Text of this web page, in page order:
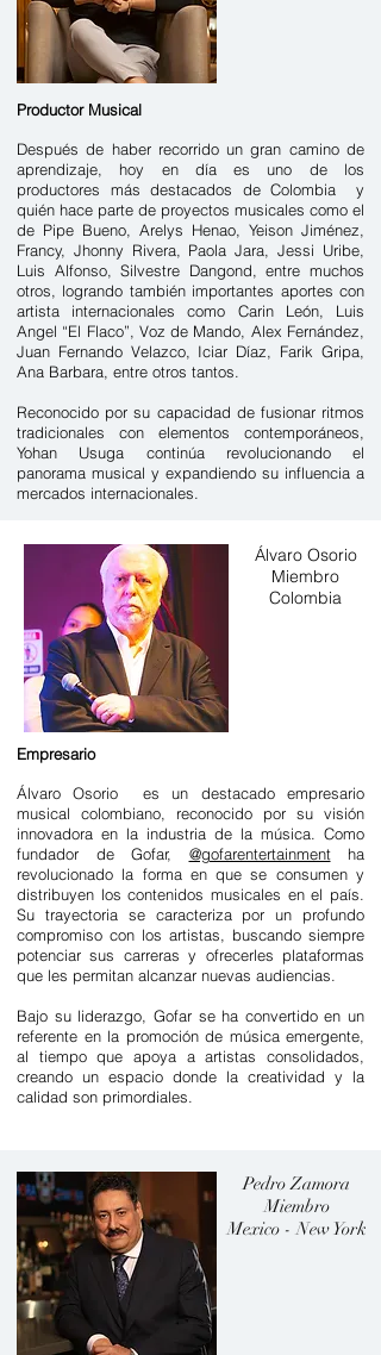
Productor Musical
Después de haber recorrido un gran camino de
aprendizaje, hoy en día es uno de los
productores más destacados de Colombia y
quién hace parte de proyectos musicales como el
de Pipe Bueno, Arelys Henao, Yeison Jiménez,
Francy, Jhonny Rivera, Paola Jara, Jessi Uribe,
Luis Alfonso, Silvestre Dangond, entre muchos
otros, logrando también importantes aportes con
artista internacionales como Carin León, Luis
Angel “El Flaco”, Voz de Mando, Alex Fernández,
Juan Fernando Velazco, Iciar Díaz, Farik Gripa,
Ana Barbara, entre otros tantos.
Reconocido por su capacidad de fusionar ritmos
tradicionales con elementos contemporáneos,
Yohan Usuga continúa revolucionando el
panorama musical y expandiendo su influencia a
mercados internacionales.
Álvaro Osorio
Miembro
Colombia
Empresario
Álvaro Osorio es un destacado empresario
musical colombiano, reconocido por su visión
innovadora en la industria de la música. Como
fundador de Gofar, @gofarentertainmentha
revolucionado la forma en que se consumen y
distribuyen los contenidos musicales en el país.
Su trayectoria se caracteriza por un profundo
compromiso con los artistas, buscando siempre
potenciar sus carreras y ofrecerles plataformas
que les permitan alcanzar nuevas audiencias.
Bajo su liderazgo, Gofar se ha convertido en un
referente en la promoción de música emergente,
al tiempo que apoya a artistas consolidados,
creando un espacio donde la creatividad y la
calidad son primordiales.
Pedro Zamora
Miembro
Mexico - New York